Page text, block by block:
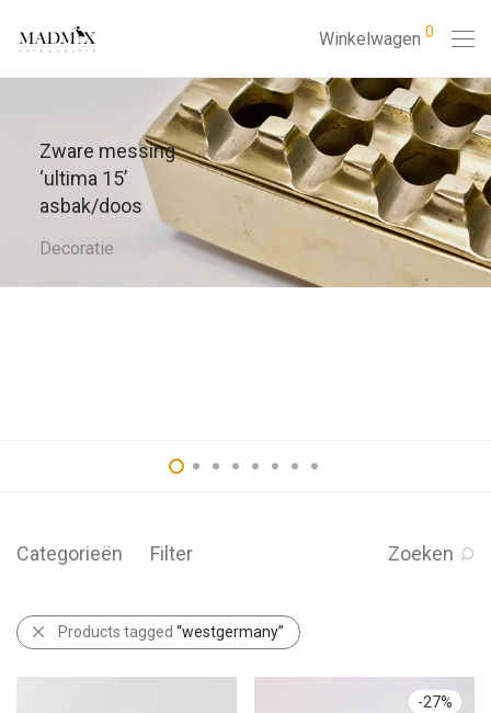
Winkelwagen 0
Zware messing
‘ultima 15’
asbak/doos
Decoratie
Categorieën Filter Zoeken
Products tagged “westgermany”
-27%